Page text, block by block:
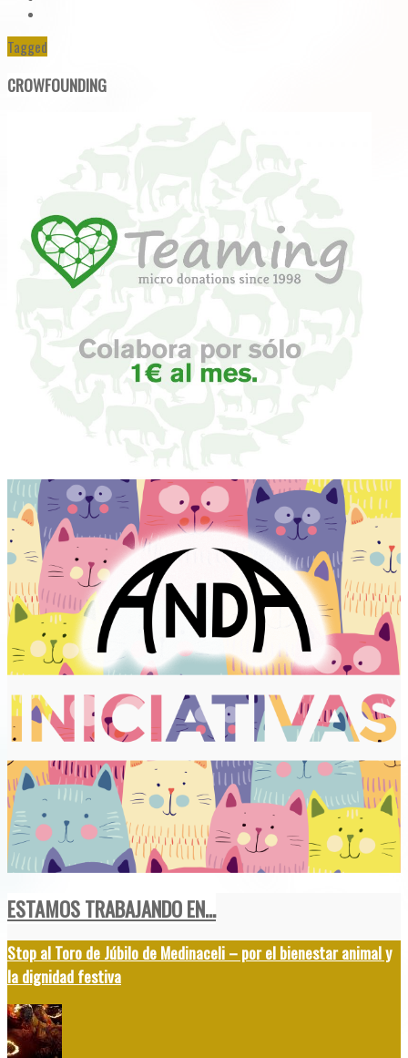
Tagged
CROWFOUNDING
ESTAMOS TRABAJANDO EN...
Stop al Toro de Júbilo de Medinaceli – por el bienestar animal y
la dignidad festiva